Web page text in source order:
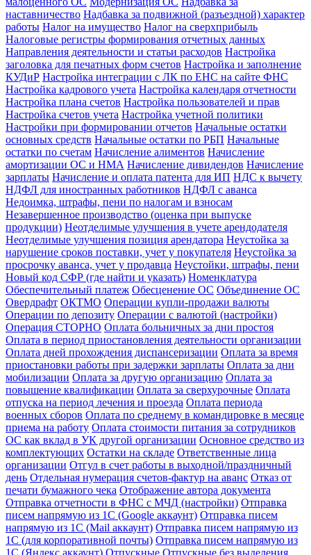
наставничество Надбавка за подвижной (разъездной) характер
работы Налог на имущество Налог на сверхприбыль
Налоговые регистры формирования отчетных данных
Направления деятельности и статьи расходов Настройка
заголовка для печатных форм счетов Настройка и заполнение
КУДиР Настройка интеграции с ЛК по ЕНС на сайте ФНС
Настройка кадрового учета Настройка календаря отчетности
Настройка плана счетов Настройка пользователей и прав
Настройка счетов учета Настройка учетной политики
Настройки при формировании отчетов Начальные остатки
основных средств Начальные остатки по РБП Начальные
остатки по счетам Начисление алиментов Начисление
амортизации ОС и НМА Начисление дивидендов Начисление
зарплаты Начисление и оплата патента для ИП НДС к вычету
НДФЛ для иностранных работников НДФЛ с аванса
Недоимка, штрафы, пени по налогам и взносам
Незавершенное производство (оценка при выпуске
продукции) Неотделимые улучшения в учете арендодателя
Неотделимые улучшения позиция арендатора Неустойка за
нарушение сроков поставки, учет у покупателя Неустойка за
просрочку аванса, учет у продавца Неустойки, штрафы, пени
Новый код СФР (где найти и указать) Номенклатура
Обеспечительный платеж Обесценение ОС Объединение ОС
Овердрафт ОКТМО Операции купли-продажи валюты
Операции по депозиту Операции с валютой (настройки)
Операция СТОРНО Оплата больничных за дни простоя
Оплата в период приостановления деятельности организации
Оплата дней прохождения диспансеризации Оплата за время
приостановки работы при задержки зарплаты Оплата за дни
мобилизации Оплата за другую организацию Оплата за
повышение квалификации Оплата за сверхурочные Оплата
отпуска на период лечения и проезда Оплата периода
военных сборов Оплата по среднему в командировке в месяце
приема на работу Оплата стоимости питания за сотрудников
ОС как вклад в УК другой организации Основное средство из
комплектующих Остатки на складе Ответственные лица
организации Отгул в счет работы в выходной/праздничный
день Отдельная нумерация счетов-фактур на аванс Отказ от
печати бумажного чека Отображение автора документа
Отправка отчетности в ФНС с МЧД (настройки) Отправка
писем напрямую из 1С (Google аккаунт) Отправка писем
напрямую из 1С (Mail аккаунт) Отправка писем напрямую из
1С (для корпоративной почты) Отправка писем напрямую из
1С (Яндекс аккаунт) Отпускные Отпускные без выделения